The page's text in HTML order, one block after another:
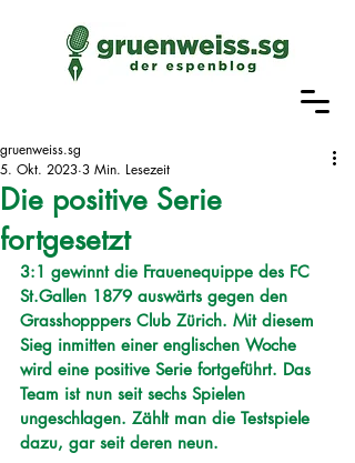
Die positive Serie
fortgesetzt
gruenweiss.sg
5. Okt. 2023 3 Min. Lesezeit
3:1 gewinnt die Frauenequippe des FC
St.Gallen 1879 auswärts gegen den
Grasshopppers Club Zürich. Mit diesem
Sieg inmitten einer englischen Woche
wird eine positive Serie fortgeführt. Das
Team ist nun seit sechs Spielen
ungeschlagen. Zählt man die Testspiele
dazu, gar seit deren neun.